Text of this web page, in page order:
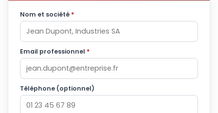
Nom et société *
Email professionnel *
Téléphone (optionnel)